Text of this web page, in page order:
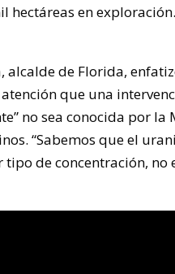
hectáreas en
alcalde de Florida,
que una
no sea conocida por
“Sabemos que el
de concentración, no